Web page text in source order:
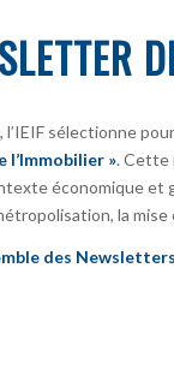
l’IEIF sélectionne
l’Immobilier ». Cette
économique et
la
des